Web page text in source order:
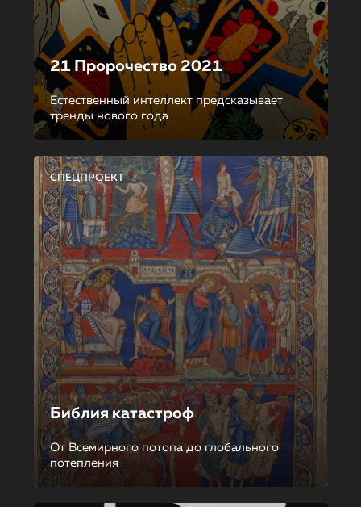
21 Пророчество 2021
Естественный интеллект предсказывает
тренды нового года
СПЕЦПРОЕКТ
Библия катастроф
От Всемирного потопа до глобального
потепления